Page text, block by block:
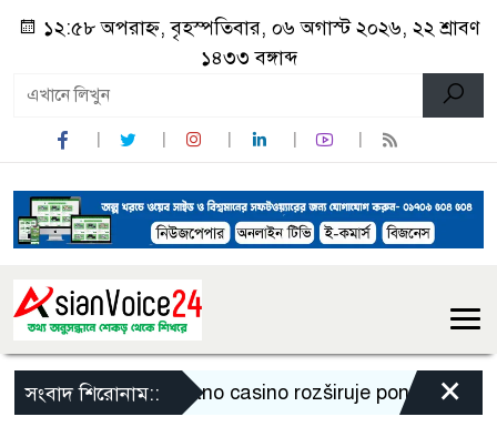
১২:৫৮ অপরাহ্ন, বৃহস্পতিবার, ০৬ অগাস্ট ২০২৬, ২২ শ্রাবণ
১৪৩৩ বঙ্গাব্দ
সংবাদ শিরোনাম::Legiano casino rozširuje ponuku a prináša
×